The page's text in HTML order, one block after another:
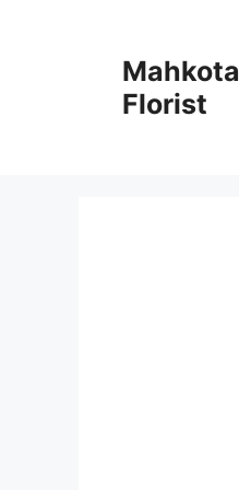
Mahkota
Florist